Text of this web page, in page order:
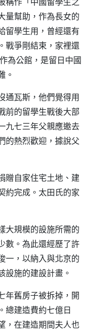
量幫助，作為長女的
留學生用，曾經還有
戰爭剛結束，家裡還
為公館，是留日中國
。
通瓦斯，他們覺得用
前的留學生戰後大部
九七三年父親應邀去
的熱烈歡迎，據說父
贈自家住宅土地、建
約完成。太田氏的家
大規模的設施所需的
數。為此還經歷了許
一，以納入與北京的
設施的建設計畫。
年舊房子被拆掉，開
總建造費約七億日
，在建造期間夫人也